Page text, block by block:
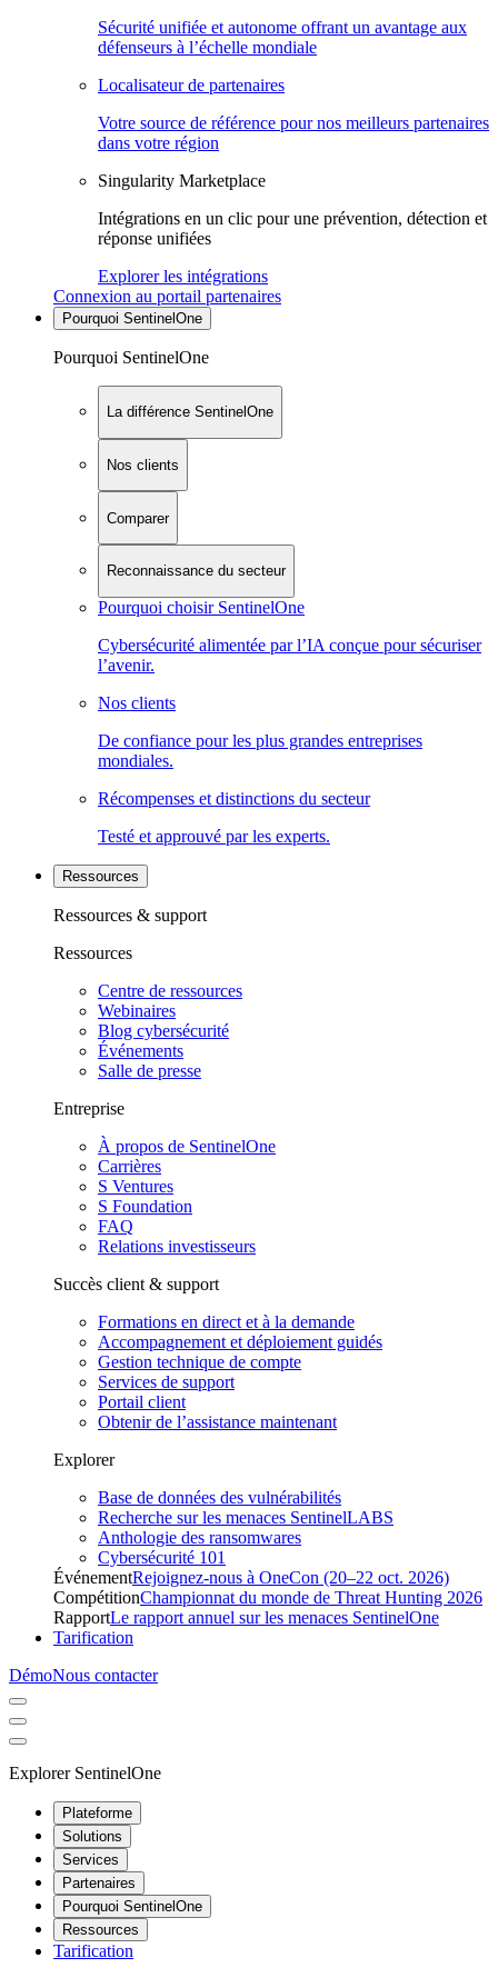
Sécurité unifiée et autonome offrant un avantage aux
défenseurs à l’échelle mondiale
Localisateur de partenaires
Votre source de référence pour nos meilleurs partenaires
dans votre région
Singularity Marketplace
Intégrations en un clic pour une prévention, détection et
réponse unifiées
Explorer les intégrations
Connexion au portail partenaires
Pourquoi SentinelOne
Pourquoi SentinelOne
La différence SentinelOne
Nos clients
Comparer
Reconnaissance du secteur
Pourquoi choisir SentinelOne
Cybersécurité alimentée par l’IA conçue pour sécuriser
l’avenir.
Nos clients
De confiance pour les plus grandes entreprises
mondiales.
Récompenses et distinctions du secteur
Testé et approuvé par les experts.
Ressources
Ressources & support
Ressources
Centre de ressources
Webinaires
Blog cybersécurité
Événements
Salle de presse
Entreprise
À propos de SentinelOne
Carrières
S Ventures
S Foundation
FAQ
Relations investisseurs
Succès client & support
Formations en direct et à la demande
Accompagnement et déploiement guidés
Gestion technique de compte
Services de support
Portail client
Obtenir de l’assistance maintenant
Explorer
Base de données des vulnérabilités
Recherche sur les menaces SentinelLABS
Anthologie des ransomwares
Cybersécurité 101
ÉvénementRejoignez-nous à OneCon (20–22 oct. 2026)
CompétitionChampionnat du monde de Threat Hunting 2026
RapportLe rapport annuel sur les menaces SentinelOne
Tarification
DémoNous contacter
Explorer SentinelOne
Plateforme
Solutions
Services
Partenaires
Pourquoi SentinelOne
Ressources
Tarification